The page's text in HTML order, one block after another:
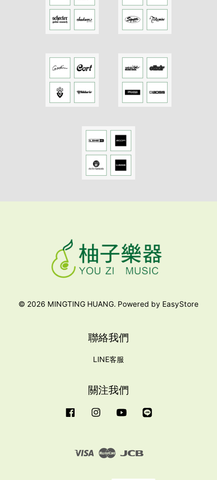
© 2026 MINGTING HUANG. Powered by EasyStore
聯絡我們
LINE客服
關注我們
FacebookInstagramYouTube
Visa Master JCB